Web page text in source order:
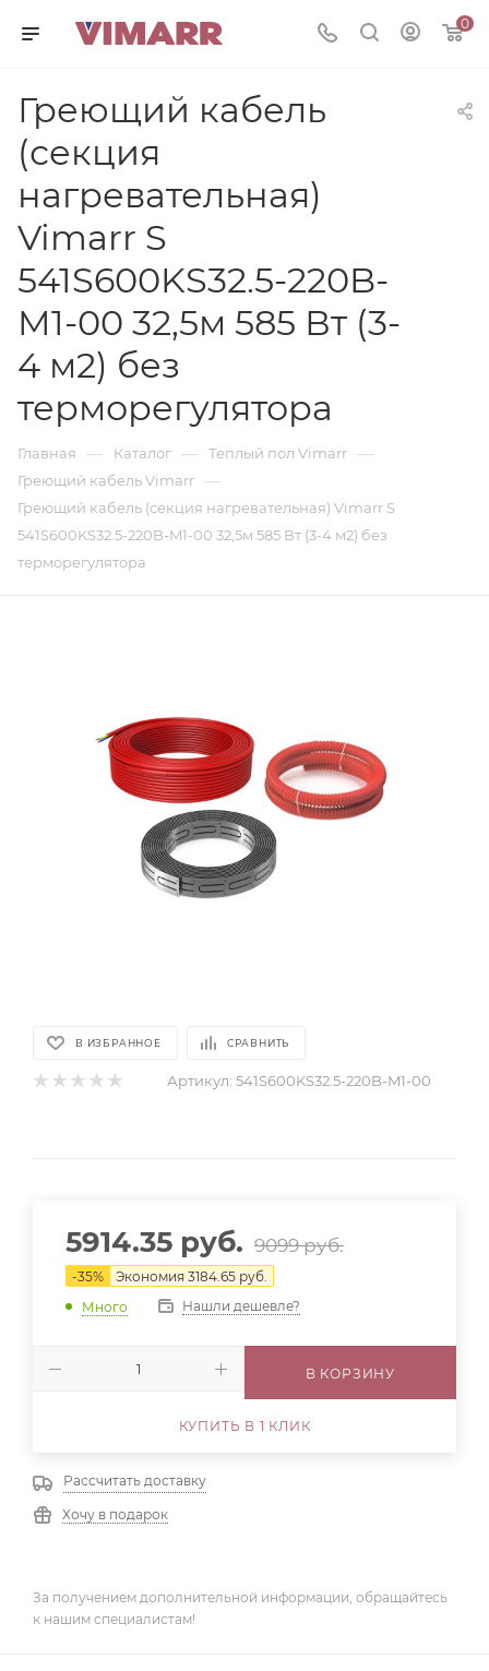
0
Греющий кабель
(секция
нагревательная)
Vimarr S
541S600KS32.5-220B-
M1-00 32,5м 585 Вт (3-
4 м2) без
терморегулятора
Главная — Каталог — Теплый пол Vimarr —
Греющий кабель Vimarr —
Греющий кабель (секция нагревательная) Vimarr S
541S600KS32.5-220B-M1-00 32,5м 585 Вт (3-4 м2) без
терморегулятора
В ИЗБРАННОЕ СРАВНИТЬ
Артикул: 541S600KS32.5-220B-M1-00
5914.35 руб. 9099руб.
-35% Экономия 3184.65 руб.
Много
Нашли дешевле?
В КОРЗИНУ
КУПИТЬ В 1 КЛИК
Рассчитать доставку
Хочу в подарок
За получением дополнительной информации, обращайтесь
к нашим специалистам!